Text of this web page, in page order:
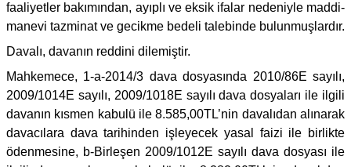
faaliyetler bakımından, ayıplı ve eksik ifalar nedeniyle maddi-
manevi tazminat ve gecikme bedeli talebinde bulunmuşlardır.
Davalı, davanın reddini dilemiştir.
Mahkemece, 1-a-2014/3 dava dosyasında 2010/86E sayılı,
2009/1014E sayılı, 2009/1018E sayılı dava dosyaları ile ilgili
davanın kısmen kabulü ile 8.585,00TL’nin davalıdan alınarak
davacılara dava tarihinden işleyecek yasal faizi ile birlikte
ödenmesine, b-Birleşen 2009/1012E sayılı dava dosyası ile